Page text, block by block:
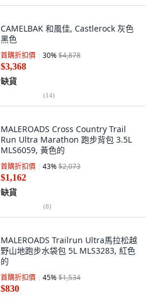
CAMELBAK 和風佳, Castlerock 灰色
黑色
首購折扣價 30%$4,878
$3,368
缺貨
(14)
MALEROADS Cross Country Trail
Run Ultra Marathon 跑步背包 3.5L
MLS6059, 黃色的
首購折扣價 43%$2,073
$1,162
缺貨
(8)
MALEROADS Trailrun Ultra馬拉松越
野山地跑步水袋包 5L MLS3283, 紅色
的
首購折扣價 45%$1,534
$830